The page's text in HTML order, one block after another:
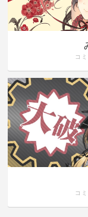
コ
コ